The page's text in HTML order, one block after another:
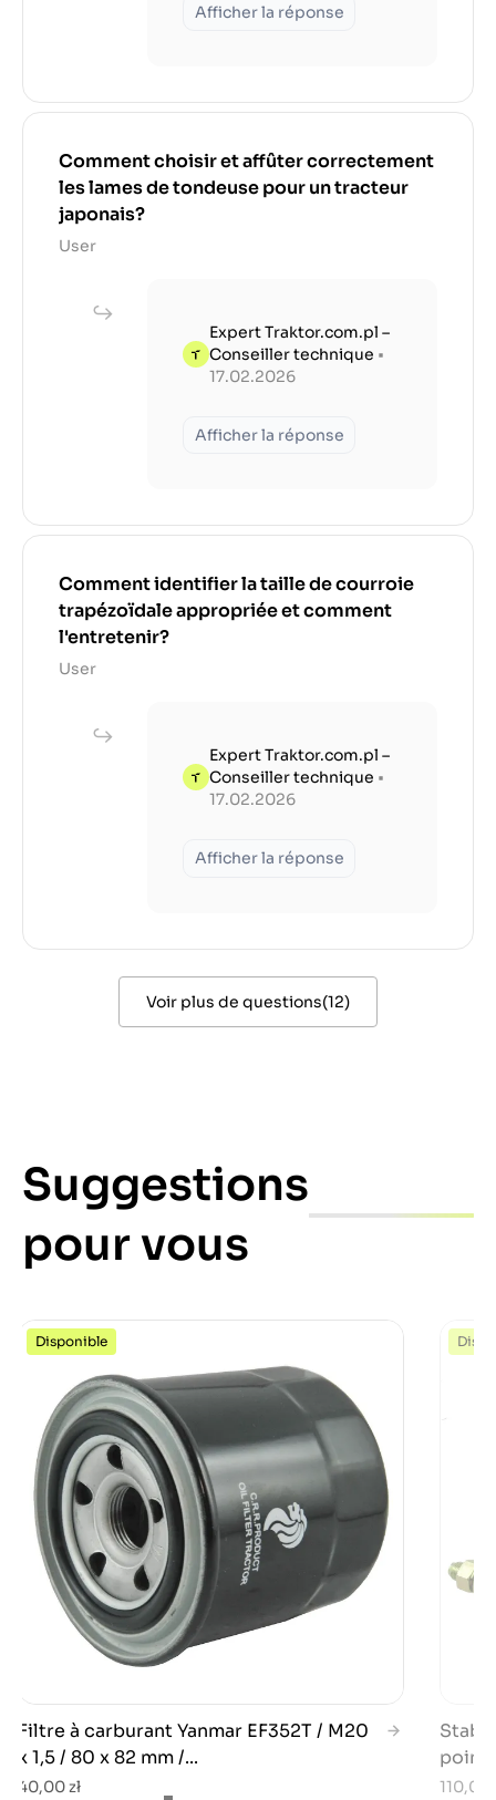
Afficher la réponse
Comment choisir et affûter correctement
les lames de tondeuse pour un tracteur
japonais?
User
Expert Traktor.com.pl –
Conseiller technique •
17.02.2026
Afficher la réponse
Comment identifier la taille de courroie
trapézoïdale appropriée et comment
l'entretenir?
User
Expert Traktor.com.pl –
Conseiller technique •
17.02.2026
Afficher la réponse
Voir plus de questions(12)
Suggestions
pour vous
Disponible
Filtre à carburant Yanmar EF352T / M20
x 1,5 / 80 x 82 mm /...
40,00 zł 110,00